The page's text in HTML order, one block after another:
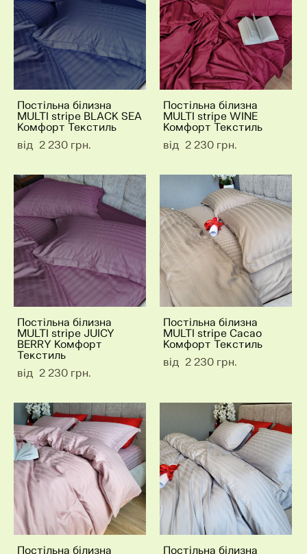
Постільна білизна
MULTI stripe BLACK SEA
Комфорт Текстиль
від 2 230 грн.
Постільна білизна
MULTI stripe WINE
Комфорт Текстиль
від 2 230 грн.
Постільна білизна
MULTI stripe JUICY
BERRY Комфорт
Текстиль
від 2 230 грн.
Постільна білизна
MULTI stripe Cacao
Комфорт Текстиль
від 2 230 грн.
Постільна білизна Постільна білизна